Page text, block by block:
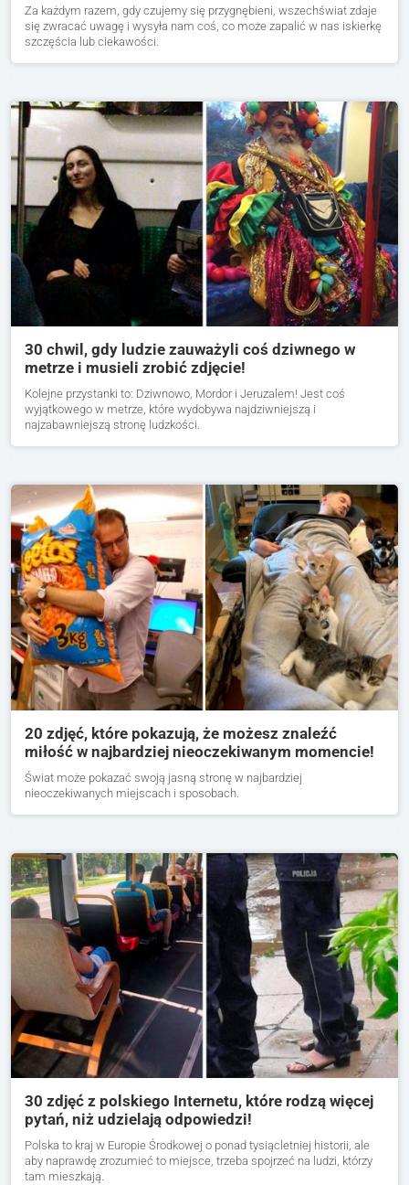
Za każdym razem, gdy czujemy się przygnębieni, wszechświat zdaje
się zwracać uwagę i wysyła nam coś, co może zapalić w nas iskierkę
szczęścia lub ciekawości.
30 chwil, gdy ludzie zauważyli coś dziwnego w
metrze i musieli zrobić zdjęcie!
Kolejne przystanki to: Dziwnowo, Mordor i Jeruzalem! Jest coś
wyjątkowego w metrze, które wydobywa najdziwniejszą i
najzabawniejszą stronę ludzkości.
20 zdjęć, które pokazują, że możesz znaleźć
miłość w najbardziej nieoczekiwanym momencie!
Świat może pokazać swoją jasną stronę w najbardziej
nieoczekiwanych miejscach i sposobach.
30 zdjęć z polskiego Internetu, które rodzą więcej
pytań, niż udzielają odpowiedzi!
Polska to kraj w Europie Środkowej o ponad tysiącletniej historii, ale
aby naprawdę zrozumieć to miejsce, trzeba spojrzeć na ludzi, którzy
tam mieszkają.